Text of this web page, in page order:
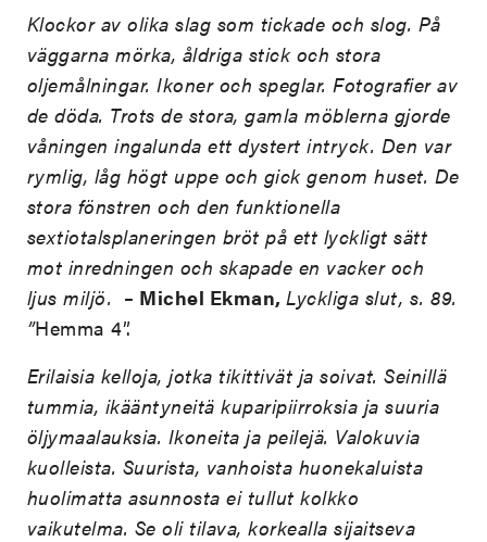
Klockor av olika slag som tickade och slog. På
väggarna mörka, åldriga stick och stora
oljemålningar. Ikoner och speglar. Fotografier av
de döda. Trots de stora, gamla möblerna gjorde
våningen ingalunda ett dystert intryck. Den var
rymlig, låg högt uppe och gick genom huset. De
stora fönstren och den funktionella
sextiotalsplaneringen bröt på ett lyckligt sätt
mot inredningen och skapade en vacker och
ljus miljö. – Michel Ekman,Lyckliga slut, s. 89.
”Hemma 4”.
Erilaisia kelloja, jotka tikittivät ja soivat. Seinillä
tummia, ikääntyneitä kuparipiirroksia ja suuria
öljymaalauksia. Ikoneita ja peilejä. Valokuvia
kuolleista. Suurista, vanhoista huonekaluista
huolimatta asunnosta ei tullut kolkko
vaikutelma. Se oli tilava, korkealla sijaitseva